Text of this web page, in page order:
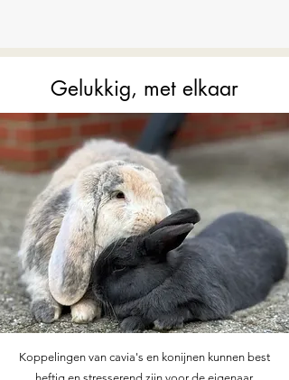
Gelukkig, met elkaar
Koppelingen van cavia's en konijnen kunnen best